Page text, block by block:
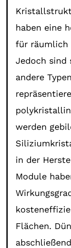
haben eine
für räumlich
Jedoch sind
andere
werden
in der
Module
Flächen.